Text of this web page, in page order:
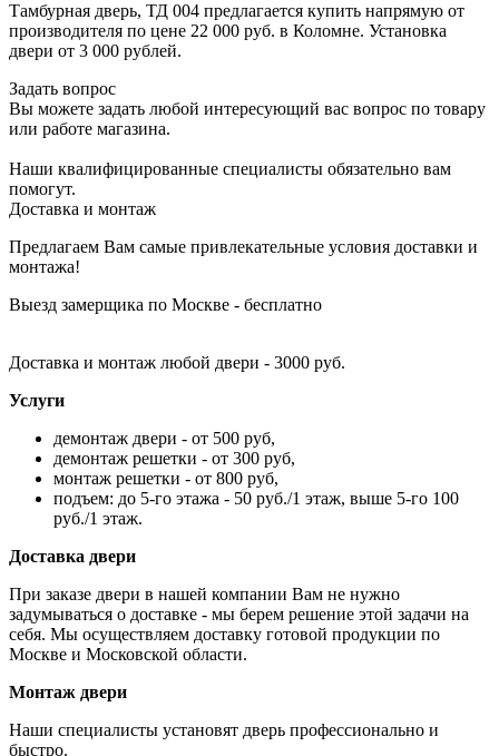
Тамбурная дверь, ТД 004 предлагается купить напрямую от
производителя по цене 22 000 руб. в Коломне. Установка
двери от 3 000 рублей.
Задать вопрос
Вы можете задать любой интересующий вас вопрос по товару
или работе магазина.
Наши квалифицированные специалисты обязательно вам
помогут.
Доставка и монтаж
Предлагаем Вам самые привлекательные условия доставки и
монтажа!
Выезд замерщика по Москве - бесплатно
Доставка и монтаж любой двери - 3000 руб.
Услуги
демонтаж двери - от 500 руб,
демонтаж решетки - от 300 руб,
монтаж решетки - от 800 руб,
подъем: до 5-го этажа - 50 руб./1 этаж, выше 5-го 100
руб./1 этаж.
Доставка двери
При заказе двери в нашей компании Вам не нужно
задумываться о доставке - мы берем решение этой задачи на
себя. Мы осуществляем доставку готовой продукции по
Москве и Московской области.
Монтаж двери
Наши специалисты установят дверь профессионально и
быстро.